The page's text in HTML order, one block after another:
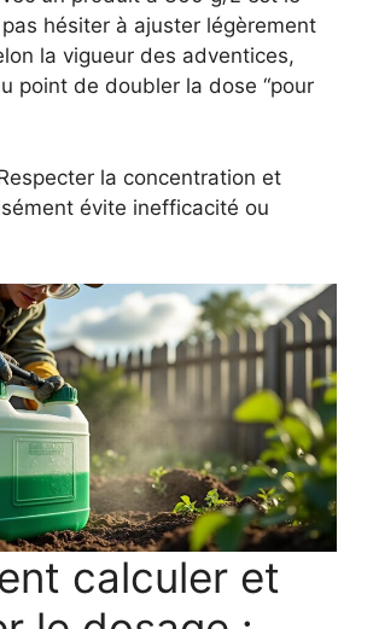
hésiter à ajuster légèrement
la vigueur des adventices,
point de doubler la dose “pour
la concentration et
évite inefficacité ou
calculer et